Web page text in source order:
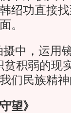
绍功直接
。
中，运用
贫积弱的现
们民族精神
望》